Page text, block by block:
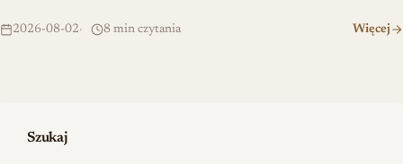
2026-08-02 8 min czytania Więcej
Szukaj